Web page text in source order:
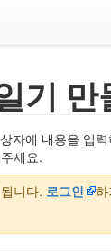
기 만
자에 내용을 입
세요.
니다. 로그인